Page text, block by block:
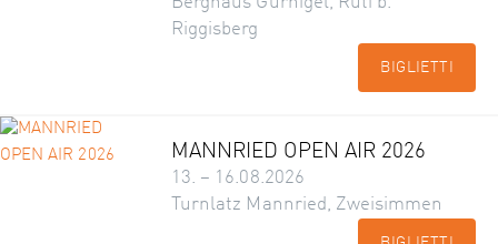
Riggisberg
BIGLIETTI
MANNRIED OPEN AIR 2026
13. – 16.08.2026
Turnlatz Mannried, Zweisimmen